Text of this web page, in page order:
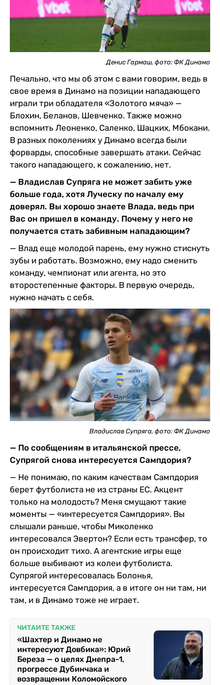
Денис Гармаш, фото: ФК Динамо
Печально, что мы об этом с вами говорим, ведь в
свое время в Динамо на позиции нападающего
играли три обладателя «Золотого мяча» —
Блохин, Беланов, Шевченко. Также можно
вспомнить Леоненко, Саленко, Шацких, Мбокани.
В разных поколениях у Динамо всегда были
форварды, способные завершать атаки. Сейчас
такого нападающего, к сожалению, нет.
— Владислав Супряга не может забить уже
больше года, хотя Луческу по началу ему
доверял. Вы хорошо знаете Влада, ведь при
Вас он пришел в команду. Почему у него не
получается стать забивным нападающим?
— Влад еще молодой парень, ему нужно стиснуть
зубы и работать. Возможно, ему надо сменить
команду, чемпионат или агента, но это
второстепенные факторы. В первую очередь,
нужно начать с себя.
Владислав Супряга, фото: ФК Динамо
— По сообщениям в итальянской прессе,
Супрягой снова интересуется Сампдория?
— Не понимаю, по каким качествам Сампдория
берет футболиста не из страны ЕС. Акцент
только на молодость? Меня смущают такие
моменты — «интересуется Сампдория». Вы
слышали раньше, чтобы Миколенко
интересовался Эвертон? Если есть трансфер, то
он происходит тихо. А агентские игры еще
больше выбивают из колеи футболиста.
Супрягой интересовалась Болонья,
интересуется Сампдория, а в итоге он ни там, ни
там, и в Динамо тоже не играет.
ЧИТАЙТЕ ТАКЖЕ
«Шахтер и Динамо не
интересуют Довбика»: Юрий
Береза — о целях Днепра-1,
прогрессе Дубинчака и
возвращении Коломойского